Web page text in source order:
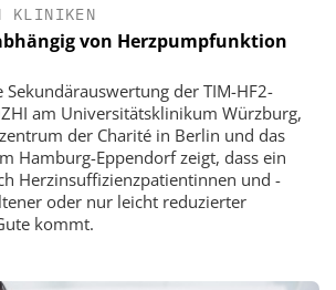
KLINIKEN
von Herzpumpfunktion
der TIM-HF2-
am Universitätsklinikum Würzburg,
der Charité in Berlin und das
Hamburg-Eppendorf zeigt, dass ein
Herzinsuffizienzpatientinnen und -
oder nur leicht reduzierter
kommt.